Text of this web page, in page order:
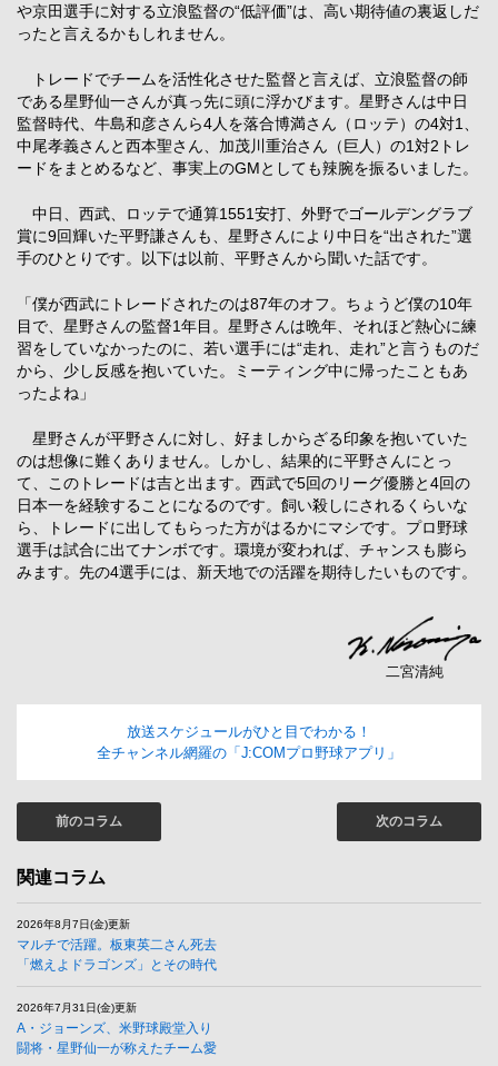
や京田選手に対する立浪監督の“低評価”は、高い期待値の裏返しだ
ったと言えるかもしれません。
トレードでチームを活性化させた監督と言えば、立浪監督の師
である星野仙一さんが真っ先に頭に浮かびます。星野さんは中日
監督時代、牛島和彦さんら4人を落合博満さん（ロッテ）の4対1、
中尾孝義さんと西本聖さん、加茂川重治さん（巨人）の1対2トレ
ードをまとめるなど、事実上のGMとしても辣腕を振るいました。
中日、西武、ロッテで通算1551安打、外野でゴールデングラブ
賞に9回輝いた平野謙さんも、星野さんにより中日を“出された”選
手のひとりです。以下は以前、平野さんから聞いた話です。
「僕が西武にトレードされたのは87年のオフ。ちょうど僕の10年
目で、星野さんの監督1年目。星野さんは晩年、それほど熱心に練
習をしていなかったのに、若い選手には“走れ、走れ”と言うものだ
から、少し反感を抱いていた。ミーティング中に帰ったこともあ
ったよね」
星野さんが平野さんに対し、好ましからざる印象を抱いていた
のは想像に難くありません。しかし、結果的に平野さんにとっ
て、このトレードは吉と出ます。西武で5回のリーグ優勝と4回の
日本一を経験することになるのです。飼い殺しにされるくらいな
ら、トレードに出してもらった方がはるかにマシです。プロ野球
選手は試合に出てナンボです。環境が変われば、チャンスも膨ら
みます。先の4選手には、新天地での活躍を期待したいものです。
二宮清純
放送スケジュールがひと目でわかる！
全チャンネル網羅の「J:COMプロ野球アプリ」
前のコラム 次のコラム
関連コラム
2026年8月7日(金)更新
マルチで活躍。板東英二さん死去
「燃えよドラゴンズ」とその時代
2026年7月31日(金)更新
A・ジョーンズ、米野球殿堂入り
闘将・星野仙一が称えたチーム愛